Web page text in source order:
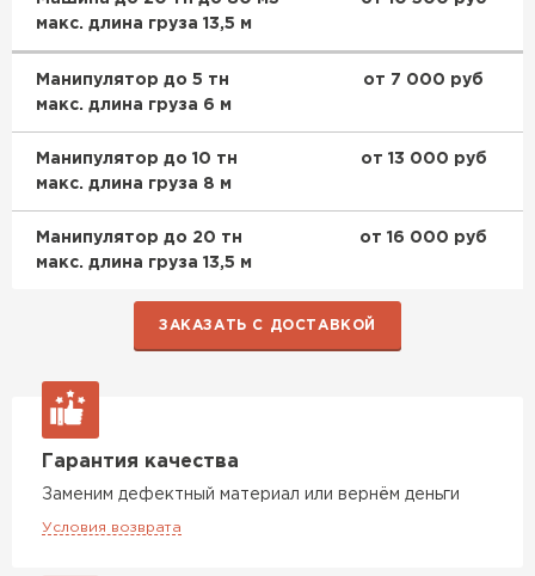
макс. длина груза 13,5 м
Манипулятор до 5 тн
макс. длина груза 6 м
от 7 000 руб
Манипулятор до 10 тн
макс. длина груза 8 м
от 13 000 руб
Манипулятор до 20 тн
макс. длина груза 13,5 м
от 16 000 руб
ЗАКАЗАТЬ С ДОСТАВКОЙ
Гарантия качества
Заменим дефектный материал или вернём деньги
Условия возврата
ПЕРЕЙТИ